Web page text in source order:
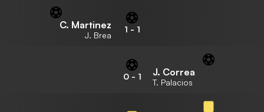
C. Martinez
J. Brea
1 - 1
0- 1 J. Correa
T. Palacios